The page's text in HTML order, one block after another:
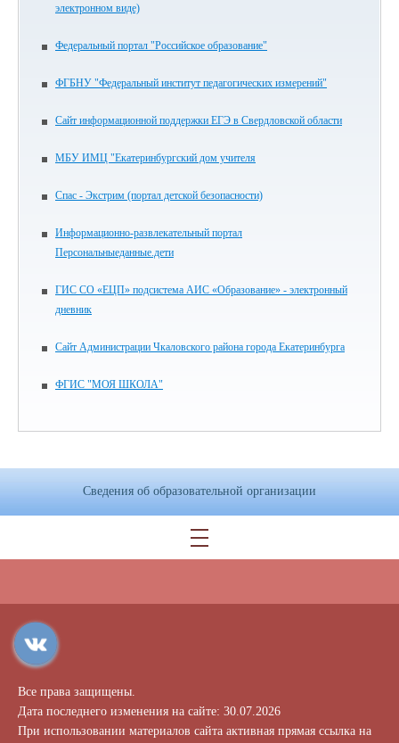
электронном виде)
Федеральный портал "Российское образование"
ФГБНУ "Федеральный институт педагогических измерений"
Сайт информационной поддержки ЕГЭ в Свердловской области
МБУ ИМЦ "Екатеринбургский дом учителя
Спас - Экстрим (портал детской безопасности)
Информационно-развлекательный портал
Персональныеданные.дети
ГИС СО «ЕЦП» подсистема АИС «Образование» - электронный
дневник
Сайт Администрации Чкаловского района города Екатеринбурга
ФГИС "МОЯ ШКОЛА"
Сведения об образовательной организации
Все права защищены.
Дата последнего изменения на сайте: 30.07.2026
При использовании материалов сайта активная прямая ссылка на